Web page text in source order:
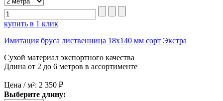
купить в 1 клик
Имитация бруса лиственница 18х140 мм сорт Экстра
Сухой материал экспортного качества
Длина от 2 до 6 метров в ассортименте
Цена / м²: 2 350 ₽
Выберите длину: